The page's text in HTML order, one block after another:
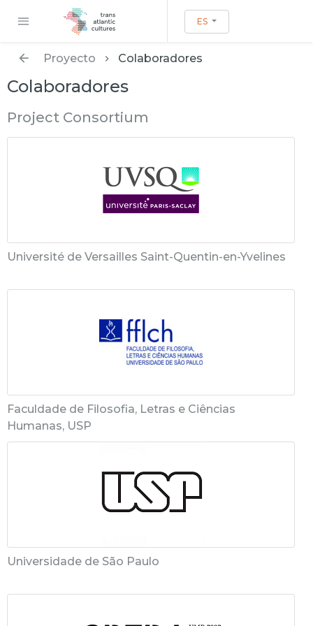
ES
Proyecto Colaboradores
Colaboradores
Project Consortium
Université de Versailles Saint-Quentin-en-Yvelines
Faculdade de Filosofia, Letras e Ciências
Humanas, USP
Universidade de São Paulo